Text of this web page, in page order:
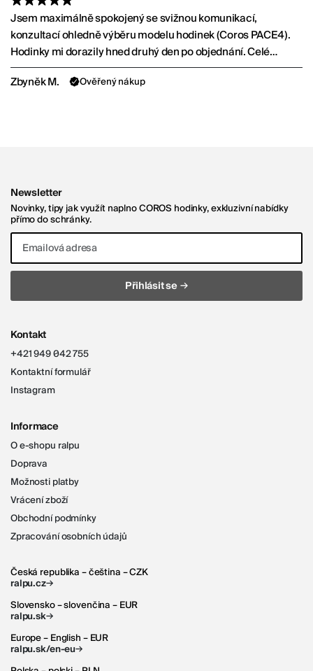
Jsem maximálně spokojený se svižnou komunikací,
konzultací ohledně výběru modelu hodinek (Coros PACE4).
Hodinky mi dorazily hned druhý den po objednání. Celé
skvělé!
Zbyněk M. Ověřený nákup
Newsletter
Novinky, tipy jak využít naplno COROS hodinky, exkluzivní nabídky
přímo do schránky.
Emailová adresa
Přihlásit se →
Kontakt
+421 949 042 755
Kontaktní formulář
Instagram
Informace
O e-shopu ralpu
Doprava
Možnosti platby
Vrácení zboží
Obchodní podmínky
Zpracování osobních údajů
Česká republika – čeština – CZK
ralpu.cz→
Slovensko – slovenčina – EUR
ralpu.sk→
Europe – English – EUR
ralpu.sk/en-eu→